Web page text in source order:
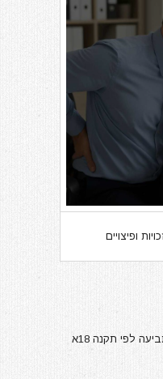
ופיצויים
נכה נזקק בביטוח לאומי – תביעה לפי תקנה 18א